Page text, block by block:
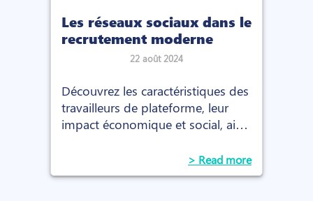
Les réseaux sociaux dans le
recrutement moderne
22 août 2024
Découvrez les caractéristiques des
travailleurs de plateforme, leur
impact économique et social, ainsi
améliorer leurs conditions de
travail.
> Read more